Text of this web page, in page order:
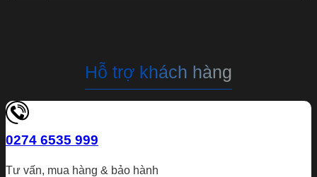
Hỗ trợ khách hàng
0274 6535 999
Tư vấn, mua hàng & bảo hành